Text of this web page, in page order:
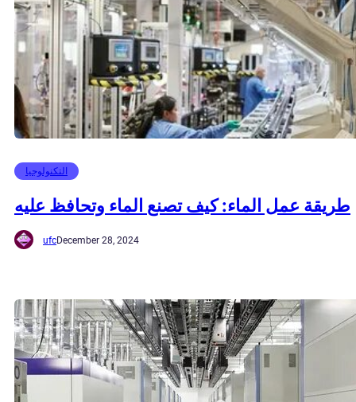
التكنولوجيا
طريقة عمل الماء: كيف تصنع الماء وتحافظ عليه
ufcDecember 28, 2024